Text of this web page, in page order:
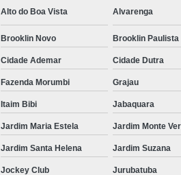
Alto do Boa Vista Alvarenga
Brooklin Novo Brooklin Paulista
Cidade Ademar Cidade Dutra
Fazenda Morumbi Grajau
Itaim Bibi Jabaquara
Jardim Maria Estela Jardim Monte
Jardim Santa Helena Jardim Suzana
Jockey Club Jurubatuba